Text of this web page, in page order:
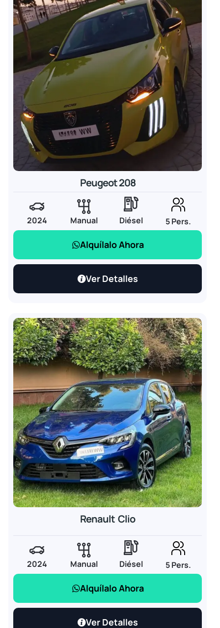
Peugeot 208
2024 Manual Diésel 5 Pers.
Alquílalo Ahora
Ver Detalles
Renault Clio
2024 Manual Diésel 5 Pers.
Alquílalo Ahora
Ver Detalles